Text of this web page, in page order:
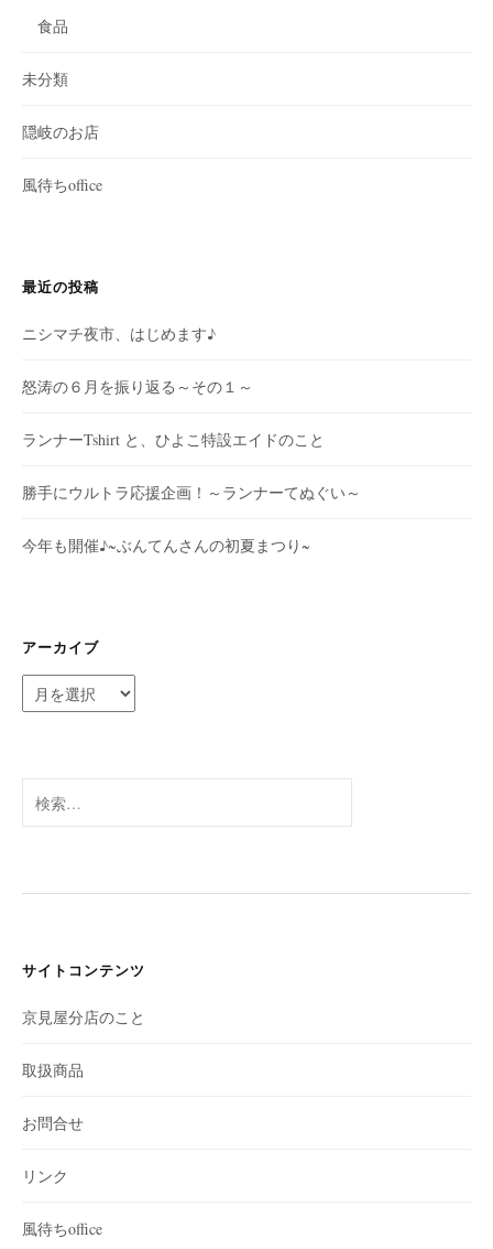
食品
未分類
隠岐のお店
風待ちoffice
最近の投稿
ニシマチ夜市、はじめます♪
怒涛の６月を振り返る～その１～
ランナーTshirt と、ひよこ特設エイドのこと
勝手にウルトラ応援企画！～ランナーてぬぐい～
今年も開催♪~ぶんてんさんの初夏まつり~
アーカイブ
ー
ブ
索:
サイトコンテンツ
京見屋分店のこと
取扱商品
お問合せ
リンク
風待ちoffice